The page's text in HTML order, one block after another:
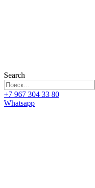
Search
+7 967 304 33 80
Whatsapp